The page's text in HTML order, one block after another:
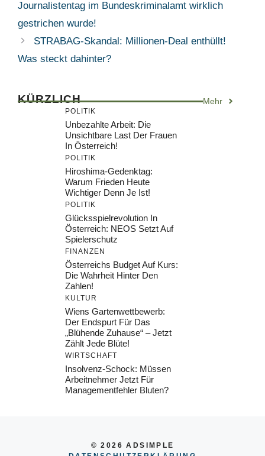
Journalistentag im Bundeskriminalamt wirklich
gestrichen wurde!
STRABAG-Skandal: Millionen-Deal enthüllt!
Was steckt dahinter?
KÜRZLICH Mehr
POLITIK
Unbezahlte Arbeit: Die
Unsichtbare Last Der Frauen
In Österreich!
POLITIK
Hiroshima-Gedenktag:
Warum Frieden Heute
Wichtiger Denn Je Ist!
POLITIK
Glücksspielrevolution In
Österreich: NEOS Setzt Auf
Spielerschutz
FINANZEN
Österreichs Budget Auf Kurs:
Die Wahrheit Hinter Den
Zahlen!
KULTUR
Wiens Gartenwettbewerb:
Der Endspurt Für Das
„Blühende Zuhause“ – Jetzt
Zählt Jede Blüte!
WIRTSCHAFT
Insolvenz-Schock: Müssen
Arbeitnehmer Jetzt Für
Managementfehler Bluten?
© 2026 ADSIMPLE